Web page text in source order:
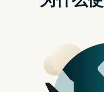
刺客亚尔维斯则属於隐者塔
牌、瞬间高伤害输出；而尚
罗牌为高塔，使用冰、火、